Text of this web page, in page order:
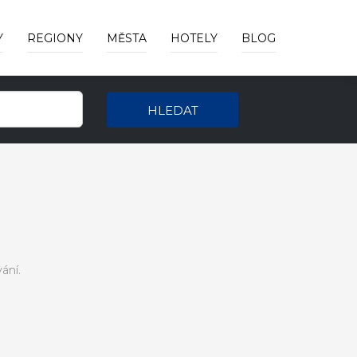
REGIONY MĚSTA HOTELY BLOG
HLEDAT